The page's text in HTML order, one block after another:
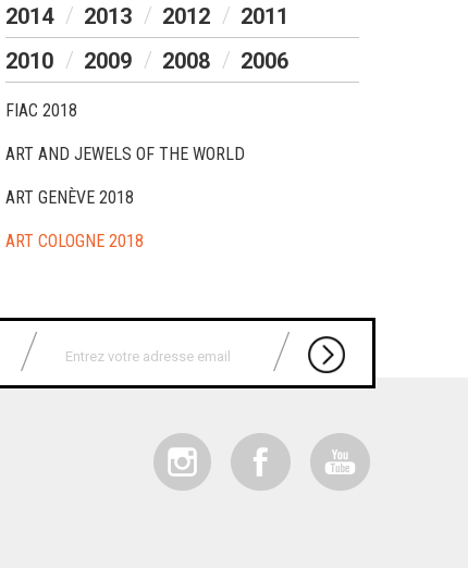
2014
2013 2012
2011
2010
2009 2008 2006
FIAC 2018
ART AND JEWELS OF THE WORLD
ART GENÈVE 2018
ART COLOGNE 2018